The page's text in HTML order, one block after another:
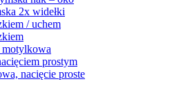
2x widełki
/ uchem
prostym
nacięcie proste